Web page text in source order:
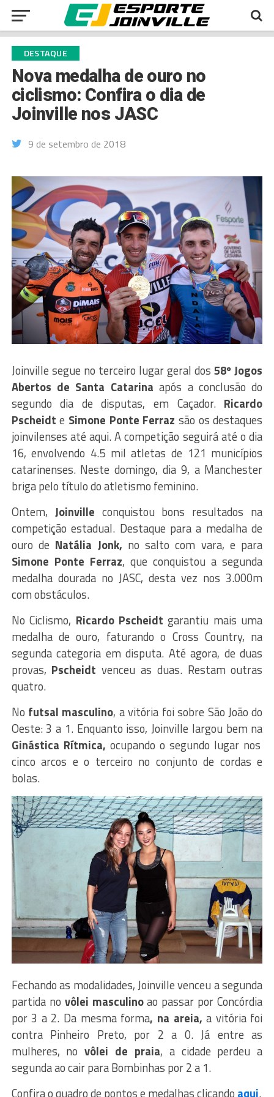
DESTAQUE
Nova medalha de ouro no
ciclismo: Confira o dia de
Joinville nos JASC
9 de setembro de 2018
Joinville segue no terceiro lugar geral dos58º Jogos
Abertos de Santa Catarina após a conclusão do
segundo dia de disputas, em Caçador. Ricardo
Pscheidt e Simone Ponte Ferraz são os destaques
joinvilenses até aqui. A competição seguirá até o dia
16, envolvendo 4.5 mil atletas de 121 municípios
catarinenses. Neste domingo, dia 9, a Manchester
briga pelo título do atletismo feminino.
Ontem, Joinville conquistou bons resultados na
competição estadual. Destaque para a medalha de
ouro de Natália Jonk, no salto com vara, e para
Simone Ponte Ferraz, que conquistou a segunda
medalha dourada no JASC, desta vez nos 3.000m
com obstáculos.
No Ciclismo, Ricardo Pscheidt garantiu mais uma
medalha de ouro, faturando o Cross Country, na
segunda categoria em disputa. Até agora, de duas
provas, Pscheidt venceu as duas. Restam outras
quatro.
No futsal masculino, a vitória foi sobre São João do
Oeste: 3 a 1. Enquanto isso, Joinville largou bem na
Ginástica Rítmica, ocupando o segundo lugar nos
cinco arcos e o terceiro no conjunto de cordas e
bolas.
Fechando as modalidades, Joinville venceu a segunda
partida no vôlei masculinoao passar por Concórdia
por 3 a 2. Da mesma forma, na areia, a vitória foi
contra Pinheiro Preto, por 2 a 0. Já entre as
mulheres, novôlei de praia, a cidade perdeu a
segunda ao cair para Bombinhas por 2 a 1.
Confira o quadro de pontos e medalhas clicando aqui.